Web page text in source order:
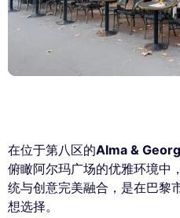
在位于第八区的Alma &
俯瞰阿尔玛广场的优雅环境中
统与创意完美融合，是在巴黎
想选择。